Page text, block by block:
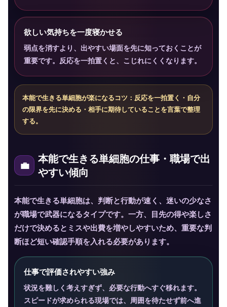
欲しい気持ちを一度寝かせる
弱点を消すより、出やすい場面を先に知っておくことが
重要です。反応を一拍置くと、こじれにくくなります。
本能で生きる単細胞が楽になるコツ：反応を一拍置く・自分
の限界を先に決める・相手に期待していることを言葉で整理
する。
本能で生きる単細胞の仕事・職場で出
やすい傾向
本能で生きる単細胞は、判断と行動が速く、迷いの少なさ
が職場で武器になるタイプです。一方、目先の得や楽しさ
だけで決めるとミスや出費を増やしやすいため、重要な判
断ほど短い確認手順を入れる必要があります。
仕事で評価されやすい強み
状況を難しく考えすぎず、必要な行動へすぐ移れます。
スピードが求められる現場では、周囲を待たせず前へ進